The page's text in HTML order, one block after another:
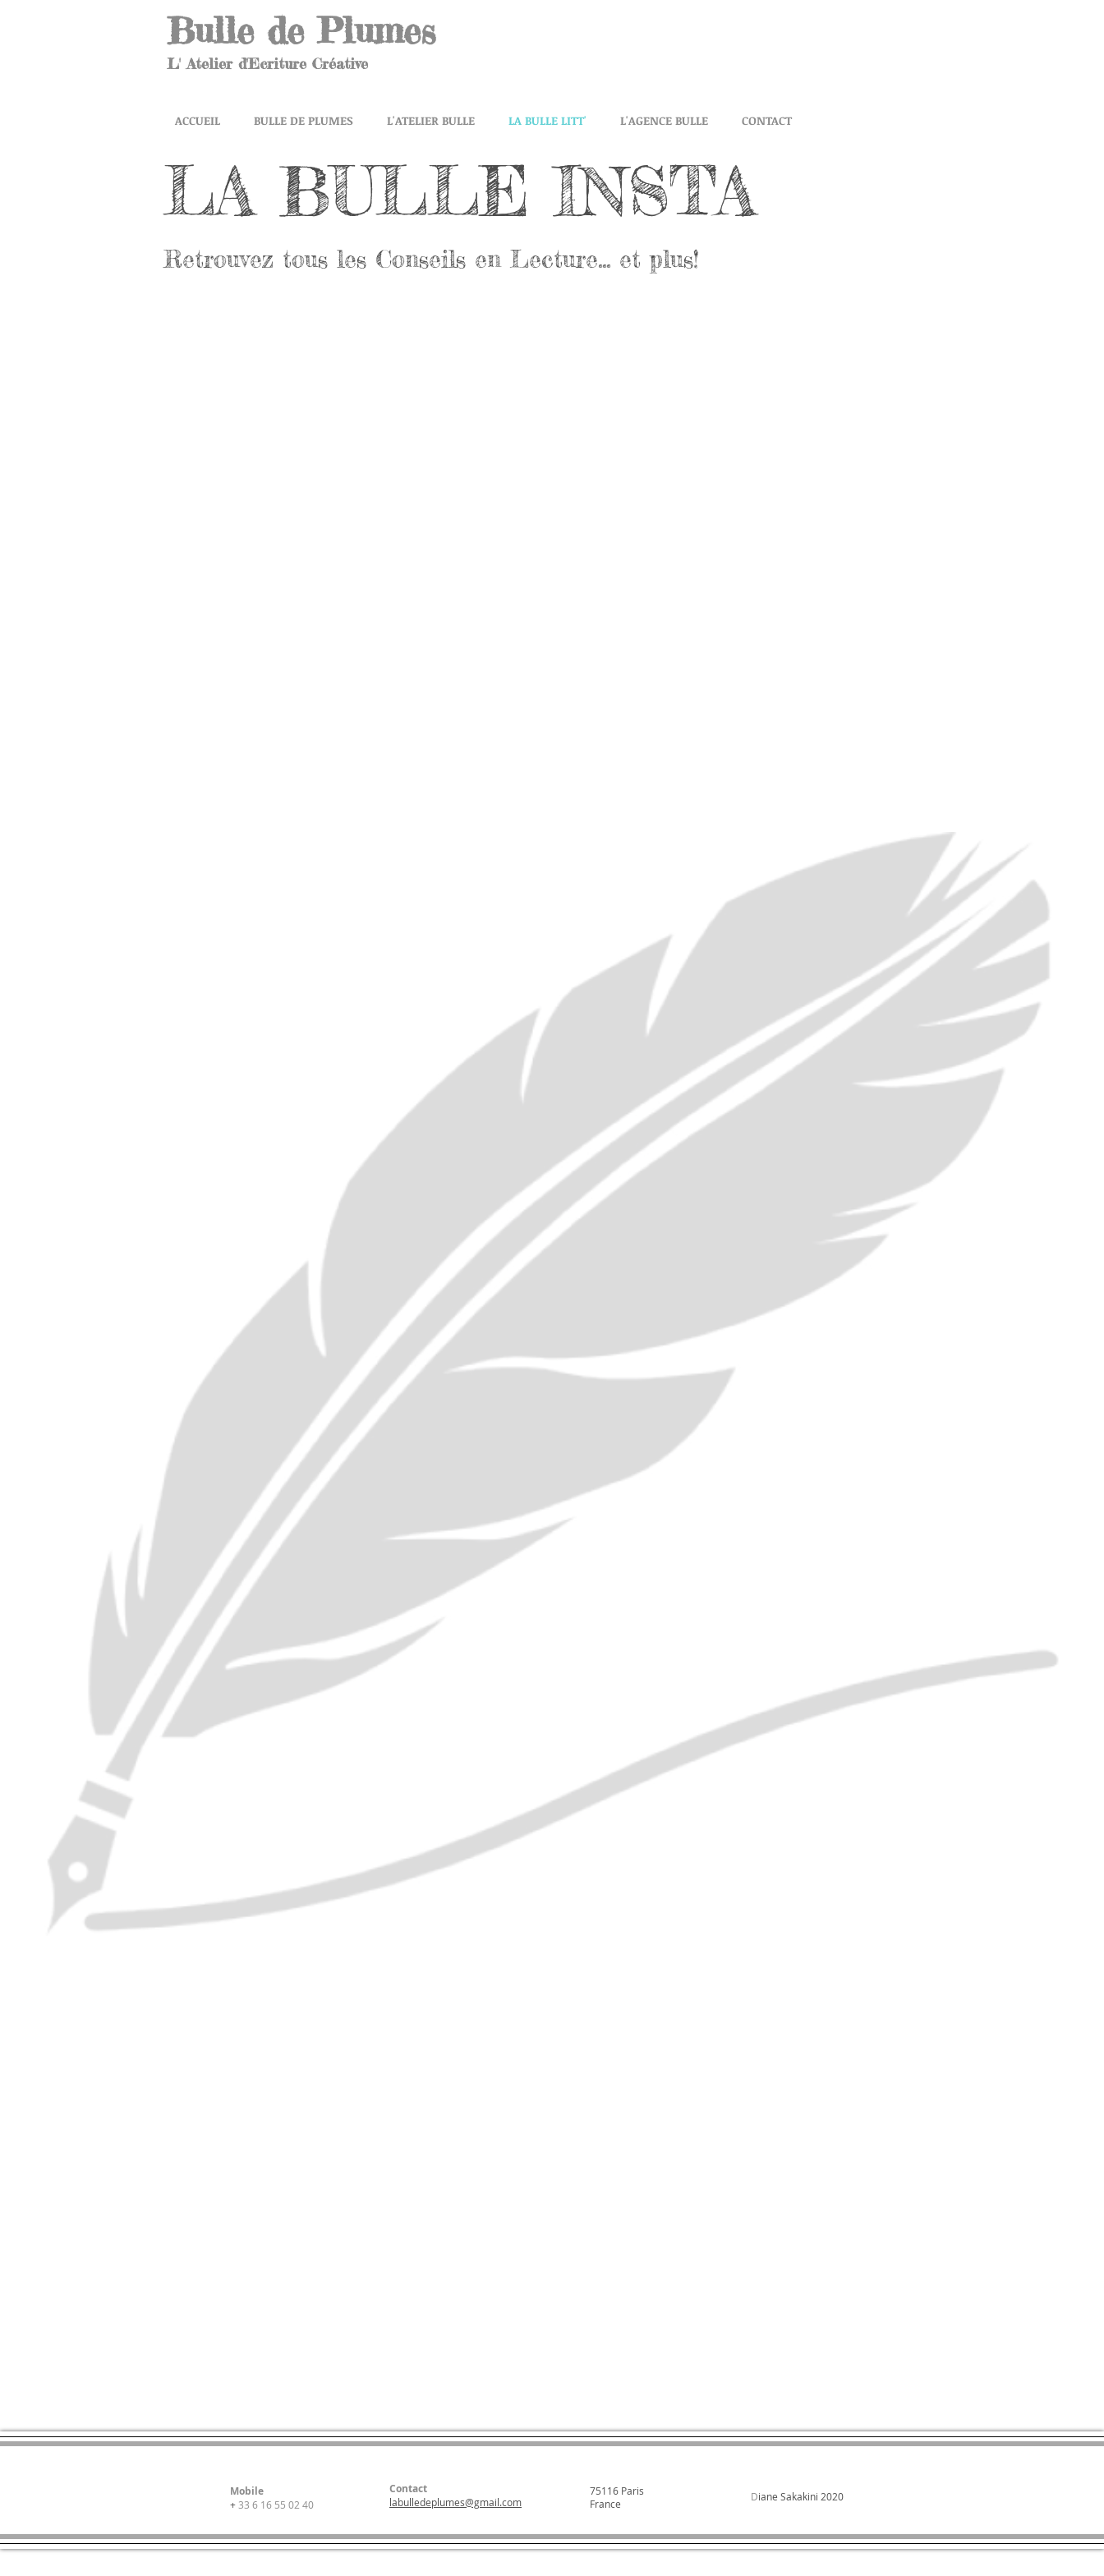
Bulle de Plumes
L' Atelier d'Ecriture Créative
ACCUEIL BULLE DE PLUMES L'ATELIER BULLE LA BULLE LITT' L'AGENCE BULLE CONTACT
LA BULLE INSTA
Retrouvez tous les Conseils en Lecture... et plus!
Contact
labulledeplumes@gmail.com
Mobile
+ 33 6 16 55 02 40
75116 Paris
France
Diane Sakakini 2020